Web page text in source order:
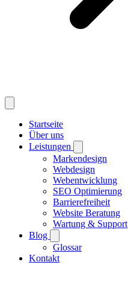
Startseite
Über uns
Leistungen
Markendesign
Webdesign
Webentwicklung
SEO Optimierung
Barrierefreiheit
Website Beratung
Wartung & Support
Blog
Glossar
Kontakt